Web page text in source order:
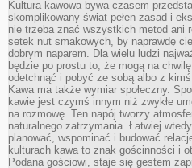
Kultura kawowa bywa czasem
skomplikowany świat pełen zasad i
nie trzeba znać wszystkich metod ani
setek nut smakowych, by naprawdę
dobrym naparem. Dla wielu ludzi
będzie po prostu to, że mogą na
odetchnąć i pobyć ze sobą albo z
Kawa ma także wymiar społeczny.
kawie jest czymś innym niż zwykłe
na rozmowę. Ten napój tworzy
naturalnego zatrzymania. Łatwiej
planować, wspominać i budować
kulturach kawa to znak gościnności i
Podana gościowi, staje się gestem